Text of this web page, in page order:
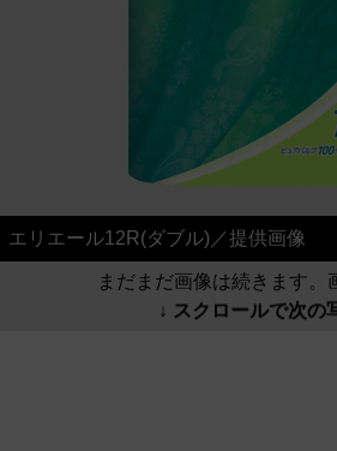
エリエール12R(ダブル)／提供画像
まだまだ画像は続きます。
↓ スクロールで次の